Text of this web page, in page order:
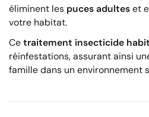
éliminent les puces adulteset
votre habitat.
Cetraitement insecticide
réinfestations, assurant ainsi
famille dans un environnement